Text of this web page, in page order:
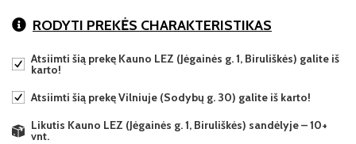
RODYTI PREKĖS CHARAKTERISTIKAS
Atsiimti šią prekę Kauno LEZ (Jėgainės g. 1, Biruliškės) galite iš
karto!
Atsiimti šią prekę Vilniuje (Sodybų g. 30) galite iš karto!
Likutis Kauno LEZ (Jėgainės g. 1, Biruliškės) sandėlyje – 10+
vnt.